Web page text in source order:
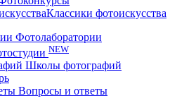
Классики фотоискусства
Фотолаборатории
NEW
Школы фотографий
Вопросы и ответы